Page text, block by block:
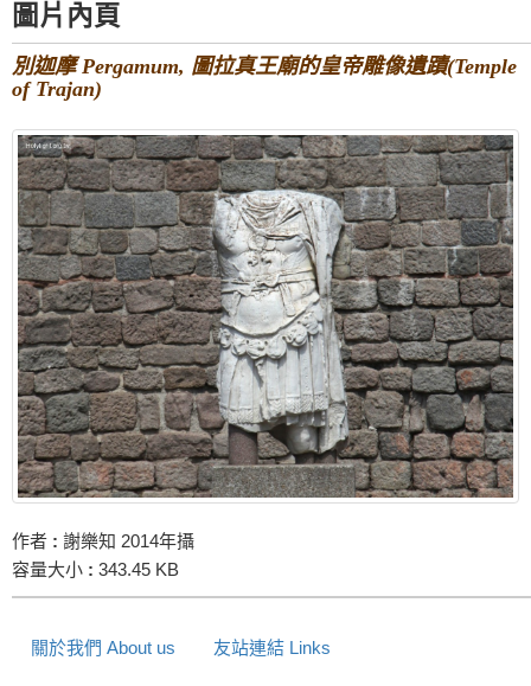
圖片內頁
別迦摩 Pergamum, 圖拉真王廟的皇帝雕像遺蹟(Temple
of Trajan)
作者 : 謝樂知 2014年攝
容量大小 : 343.45 KB
關於我們 About us 友站連結 Links